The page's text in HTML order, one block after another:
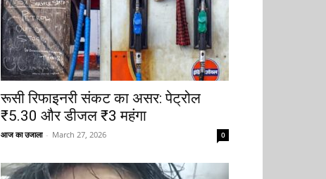
रूसी रिफाइनरी संकट का असर: पेट्रोल
₹5.30 और डीजल ₹3 महंगा
आज का उजाला - March 27, 2026 0